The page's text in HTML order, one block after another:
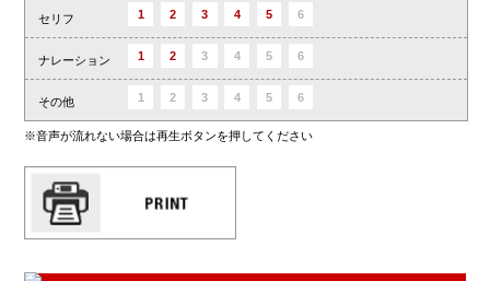
セリフ 1 2 3 4 5 6
ナレーション 1 2 3 4 5 6
その他 1 2 3 4 5 6
※音声が流れない場合は再生ボタンを押してください